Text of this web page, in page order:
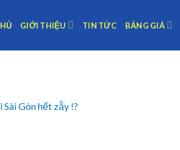
GIỚI THIỆU TIN TỨC BẢNG GIÁ
Gòn hết zẫy !?